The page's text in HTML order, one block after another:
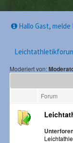
Hallo Gast,
Moderiert von:
Forum